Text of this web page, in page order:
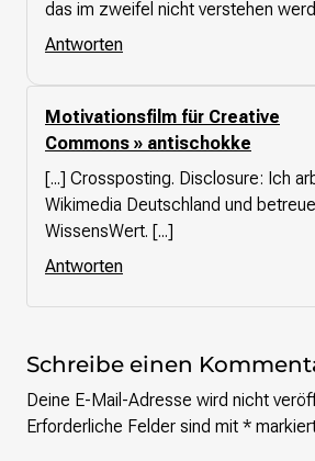
das im zweifel nicht verstehen
Antworten
Motivationsfilm für Creative
Commons » antischokke
[...] Crossposting. Disclosure: Ich
Wikimedia Deutschland und
WissensWert. [...]
Antworten
Schreibe einen
Deine E-Mail-Adresse wird nicht
Erforderliche Felder sind mit *